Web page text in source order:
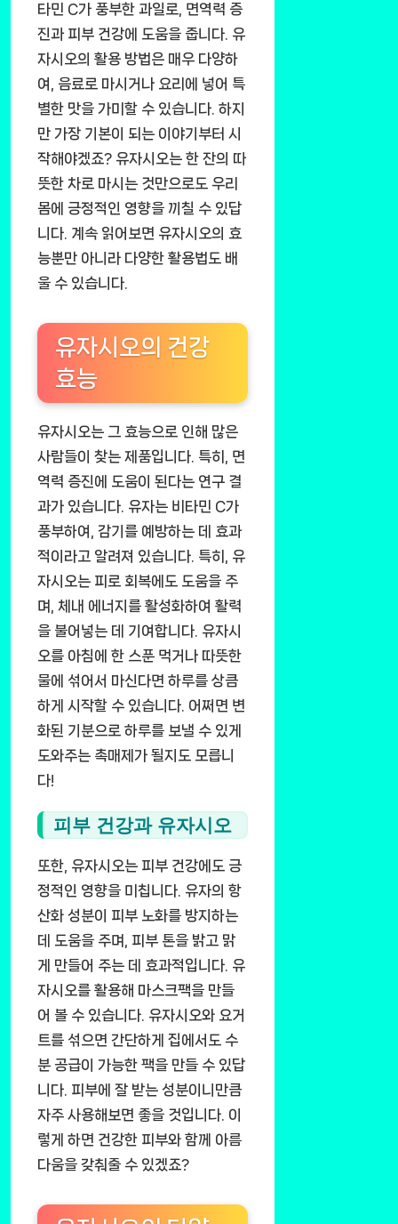
타민 C가 풍부한 과일로, 면역력 증
진과 피부 건강에 도움을 줍니다. 유
자시오의 활용 방법은 매우 다양하
여, 음료로 마시거나 요리에 넣어 특
별한 맛을 가미할 수 있습니다. 하지
만 가장 기본이 되는 이야기부터 시
작해야겠죠? 유자시오는 한 잔의 따
뜻한 차로 마시는 것만으로도 우리
몸에 긍정적인 영향을 끼칠 수 있답
니다. 계속 읽어보면 유자시오의 효
능뿐만 아니라 다양한 활용법도 배
울 수 있습니다.
유자시오의 건강
효능
유자시오는 그 효능으로 인해 많은
사람들이 찾는 제품입니다. 특히, 면
역력 증진에 도움이 된다는 연구 결
과가 있습니다. 유자는 비타민 C가
풍부하여, 감기를 예방하는 데 효과
적이라고 알려져 있습니다. 특히, 유
자시오는 피로 회복에도 도움을 주
며, 체내 에너지를 활성화하여 활력
을 불어넣는 데 기여합니다. 유자시
오를 아침에 한 스푼 먹거나 따뜻한
물에 섞어서 마신다면 하루를 상큼
하게 시작할 수 있습니다. 어쩌면 변
화된 기분으로 하루를 보낼 수 있게
도와주는 촉매제가 될지도 모릅니
다!
피부 건강과 유자시오
또한, 유자시오는 피부 건강에도 긍
정적인 영향을 미칩니다. 유자의 항
산화 성분이 피부 노화를 방지하는
데 도움을 주며, 피부 톤을 밝고 맑
게 만들어 주는 데 효과적입니다. 유
자시오를 활용해 마스크팩을 만들
어 볼 수 있습니다. 유자시오와 요거
트를 섞으면 간단하게 집에서도 수
분 공급이 가능한 팩을 만들 수 있답
니다. 피부에 잘 받는 성분이니만큼
자주 사용해보면 좋을 것입니다. 이
렇게 하면 건강한 피부와 함께 아름
다움을 갖춰줄 수 있겠죠?